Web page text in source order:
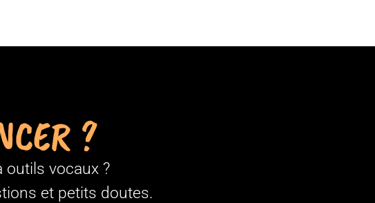
?
outils vocaux ?
et petits doutes.